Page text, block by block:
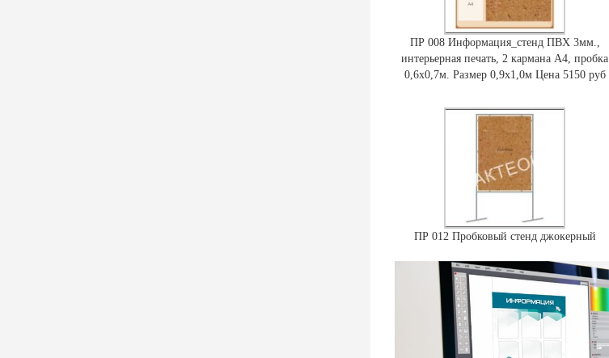
ПР 008 Информация_стенд ПВХ 3мм.,
интерьерная печать, 2 кармана А4, пробка
0,6х0,7м. Размер 0,9х1,0м Цена 5150 руб
ПР 012 Пробковый стенд джокерный